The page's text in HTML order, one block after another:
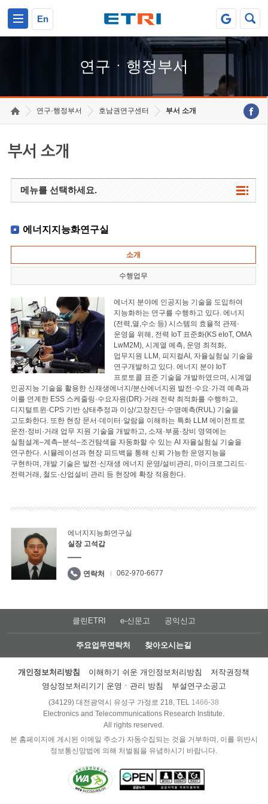
En
연구ㆍ행정부서
연구·행정부서 호남권연구센터 부서 소개
부서 소개
메뉴를 선택하세요.
에너지지능화연구실
소개
수행업무
에너지 분야에 인공지능 기술을 도입하여
지능화하는 연구를 수행하고 있다. 에너지
(전력,열,수소 등) 시스템의 효율적 관제·
운영을 위해, 전력 IoT 표준화(KS eIoT, OMA
LwM2M), 시계열 예측, 운영 최적화,
업무지원 LLM, 피지컬AI, 자율실험실 기술을
연구개발하고 있다. 에너지 분야 IoT
프로토콜 표준 기술을 개발하였으며, 시계열
인공지능 기술을 활용한 신재생에너지/분산에너지원 발전·수요·가격 예측과
이를 연계한 ESS 스케줄링·수요자원(DR)·거래 전략 최적화를 수행하고,
디지털트윈·CPS 기반 상태추정과 이상/고장진단·수명예측(RUL) 기술을
고도화한다. 또한 현장 문서·데이터·알람을 이해하는 특화 LLM 에이전트로
운전·정비·거래 업무 지원 기술을 개발하고, 소재·부품·장비 영역에는
실험설계–계측–분석–조건탐색을 자동화할 수 있는 AI 자율실험실 기술을
연구한다. 시뮬레이션과 현장 피드백을 통해 신뢰 가능한 운영지능을
구현하며, 개발 기술은 발전·신재생 에너지 운영/설비관리, 마이크로그리드·
전력거래, 철도·산업설비 관리 등 현장에 확장 적용한다.
에너지지능화연구실
실장 고석갑
연락처 062-970-6677
클린ETRI e-신문고 공익신고
주요업무연락처 찾아오시는길
개인정보처리방침 이해하기 쉬운 개인정보처리방침
저작권정책
영상정보처리기기 운영ㆍ관리 방침
부설연구소공고
(34129) 대전광역시 유성구 가정로 218, TEL 1466-38
Electronics and Telecommunications Research Institute.
All rights reserved.
본 홈페이지에 게시된 이메일 주소가 자동수집되는 것을 거부하며, 이를 위반시
정보통신망법에 의해 처벌됨을 유념하시기 바랍니다.